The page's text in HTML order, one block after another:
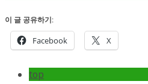
이 글 공유하기:
Facebook X
top